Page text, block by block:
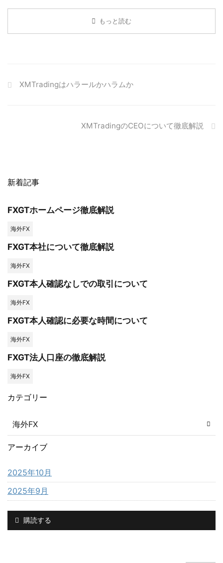
もっと読む
XMTradingはハラールかハラムか
XMTradingのCEOについて徹底解説
新着記事
FXGTホームページ徹底解説
海外FX
FXGT本社について徹底解説
海外FX
FXGT本人確認なしでの取引について
海外FX
FXGT本人確認に必要な時間について
海外FX
FXGT法人口座の徹底解説
海外FX
カテゴリー
海外FX
アーカイブ
2025年10月
2025年9月
購読する